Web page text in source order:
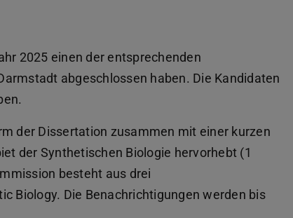
2025 einen der entsprechenden
abgeschlossen haben. Die Kandidaten
der Dissertation zusammen mit einer kurzen
der Synthetischen Biologie hervorhebt (1
besteht aus drei
Biology. Die Benachrichtigungen werden bis